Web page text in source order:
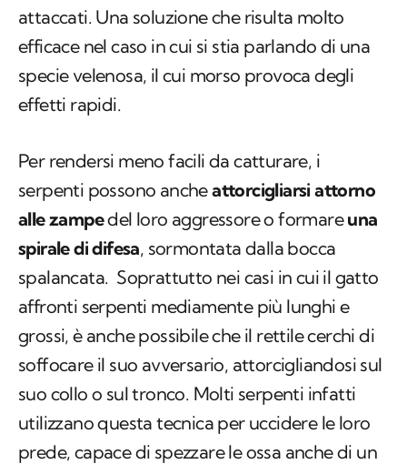
attaccati. Una soluzione che risulta molto
efficace nel caso in cui si stia parlando di una
specie velenosa, il cui morso provoca degli
effetti rapidi.
Per rendersi meno facili da catturare, i
serpenti possono ancheattorcigliarsi attorno
alle zampedel loro aggressore o formareuna
spirale di difesa, sormontata dalla bocca
spalancata. Soprattutto nei casi in cui il gatto
affronti serpenti mediamente più lunghi e
grossi, è anche possibile che il rettile cerchi di
soffocare il suo avversario, attorcigliandosi sul
suo collo o sul tronco. Molti serpenti infatti
utilizzano questa tecnica per uccidere le loro
prede, capace di spezzare le ossa anche di un